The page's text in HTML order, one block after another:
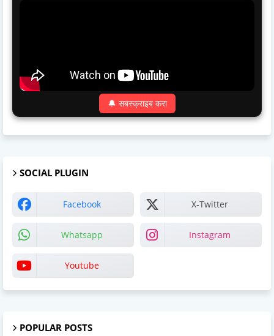
🔔 सबस्क्राइब करा
SOCIAL PLUGIN
Facebook X-Twitter
Whatsapp Instagram
Youtube
POPULAR POSTS